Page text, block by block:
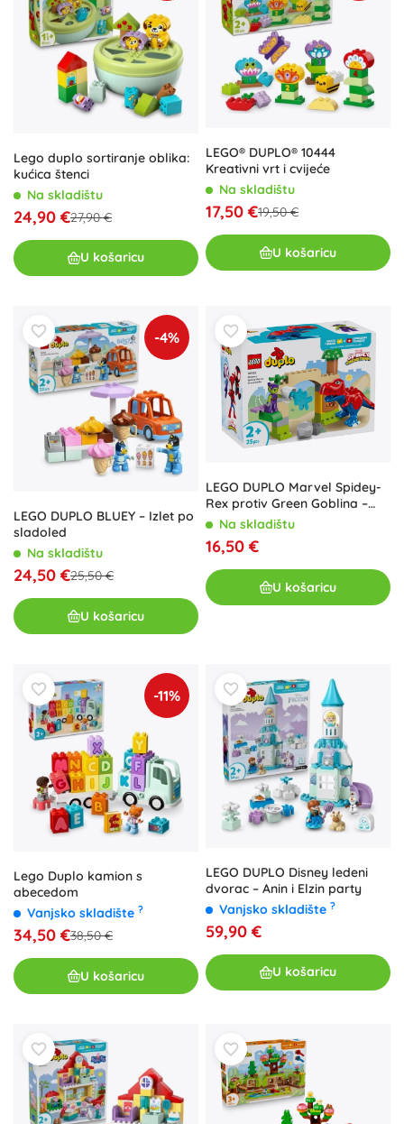
Lego duplo sortiranje oblika:
kućica štenci
Na skladištu
24,90 €27,90 €
U košaricu
LEGO® DUPLO® 10444
Kreativni vrt i cvijeće
Na skladištu
17,50 €19,50 €
U košaricu
-4%
LEGO DUPLO BLUEY – Izlet po
sladoled
Na skladištu
24,50 €25,50 €
U košaricu
LEGO DUPLO Marvel Spidey-
Rex protiv Green Goblina –
slagalica za najmlađe
Na skladištu
16,50 €
U košaricu
-11%
Lego Duplo kamion s
abecedom
Vanjsko skladište ?
34,50 €38,50 €
U košaricu
LEGO DUPLO Disney ledeni
dvorac – Anin i Elzin party
Vanjsko skladište ?
59,90 €
U košaricu